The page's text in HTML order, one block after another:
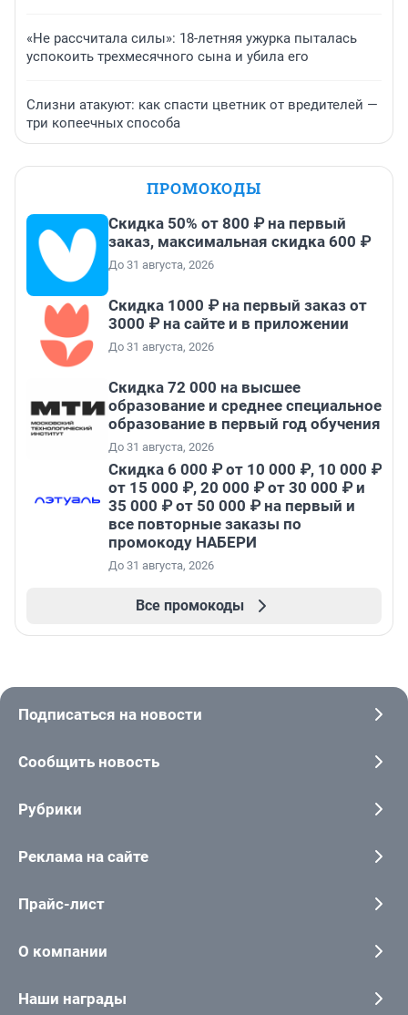
«Не рассчитала силы»: 18-летняя ужурка пыталась
успокоить трехмесячного сына и убила его
Слизни атакуют: как спасти цветник от вредителей —
три копеечных способа
ПРОМОКОДЫ
Скидка 50% от 800 ₽ на первый
заказ, максимальная скидка 600 ₽
До 31 августа, 2026
Скидка 1000 ₽ на первый заказ от
3000 ₽ на сайте и в приложении
До 31 августа, 2026
Скидка 72 000 на высшее
образование и среднее специальное
образование в первый год обучения
До 31 августа, 2026
Скидка 6 000 ₽ от 10 000 ₽, 10 000 ₽
от 15 000 ₽, 20 000 ₽ от 30 000 ₽ и
35 000 ₽ от 50 000 ₽ на первый и
все повторные заказы по
промокоду НАБЕРИ
До 31 августа, 2026
Все промокоды
Подписаться на новости
Сообщить новость
Рубрики
Реклама на сайте
Прайс-лист
О компании
Наши награды